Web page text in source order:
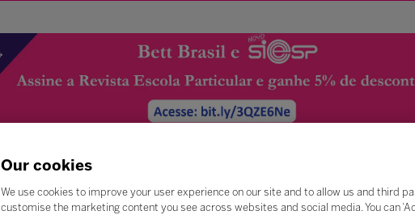
Our cookies
We use cookies to improve your user experience on our site and to allow us and third
customise the marketing content you see across websites and social media. You can